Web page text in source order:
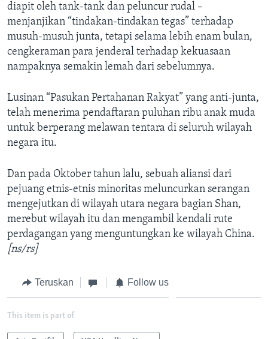
diapit oleh tank-tank dan peluncur rudal –
menjanjikan “tindakan-tindakan tegas” terhadap
musuh-musuh junta, tetapi selama lebih enam bulan,
cengkeraman para jenderal terhadap kekuasaan
nampaknya semakin lemah dari sebelumnya.
Lusinan “Pasukan Pertahanan Rakyat” yang anti-junta,
telah menerima pendaftaran puluhan ribu anak muda
untuk berperang melawan tentara di seluruh wilayah
negara itu.
Dan pada Oktober tahun lalu, sebuah aliansi dari
pejuang etnis-etnis minoritas meluncurkan serangan
mengejutkan di wilayah utara negara bagian Shan,
merebut wilayah itu dan mengambil kendali rute
perdagangan yang menguntungkan ke wilayah China.
[ns/rs]
Teruskan Follow us
This item is part of